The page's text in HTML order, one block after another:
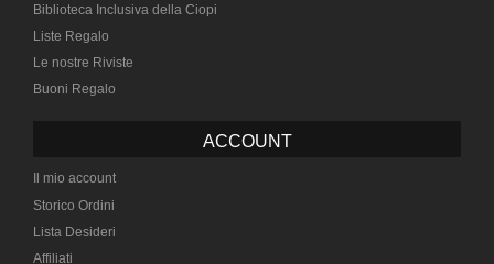
Biblioteca Inclusiva della Ciopi
Liste Regalo
Le nostre Riviste
Buoni Regalo
ACCOUNT
Il mio account
Storico Ordini
Lista Desideri
Affiliati